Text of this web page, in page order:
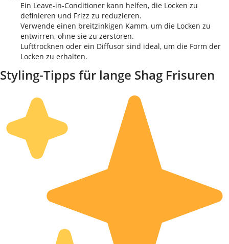
Ein Leave-in-Conditioner kann helfen, die Locken zu
definieren und Frizz zu reduzieren.
Verwende einen breitzinkigen Kamm, um die Locken zu
entwirren, ohne sie zu zerstören.
Lufttrocknen oder ein Diffusor sind ideal, um die Form der
Locken zu erhalten.
Styling-Tipps für lange Shag Frisuren